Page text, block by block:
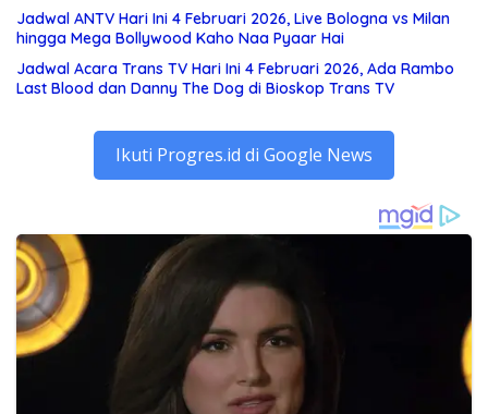
Jadwal ANTV Hari Ini 4 Februari 2026, Live Bologna vs Milan
hingga Mega Bollywood Kaho Naa Pyaar Hai
Jadwal Acara Trans TV Hari Ini 4 Februari 2026, Ada Rambo
Last Blood dan Danny The Dog di Bioskop Trans TV
Ikuti Progres.id di Google News